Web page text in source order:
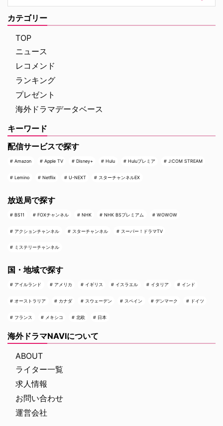
「スターヴ・エイカー」は、家族
に対して奇妙な力を及ぼしている
ように思われる。ある日、彼らの
幼い息子オーウェンは喘息発作に
そ …
ービス「プレミアTVパック」の
の高い犯罪捜査ドラマや放送には
カテゴリー
TOP
ニュース
レコメンド
ランキング
プレゼント
海外ドラマデータベース
キーワード
配信サービスで探す
Amazon Apple TV Disney+ Hulu Huluプレミア J:COM STREAM
Lemino Netflix U-NEXT スターチャンネルEX
放送局で探す
BS11 FOXチャンネル NHK NHK BSプレミアム WOWOW
アクションチャンネル スターチャンネル スーパー！ドラマTV
ミステリーチャンネル
国・地域で探す
アイルランド アメリカ イギリス イスラエル イタリア インド
オーストラリア カナダ スウェーデン スペイン デンマーク ドイツ
フランス メキシコ 北欧 日本
海外ドラマNAVIについて
ABOUT
ライター一覧
求人情報
お問い合わせ
運営会社